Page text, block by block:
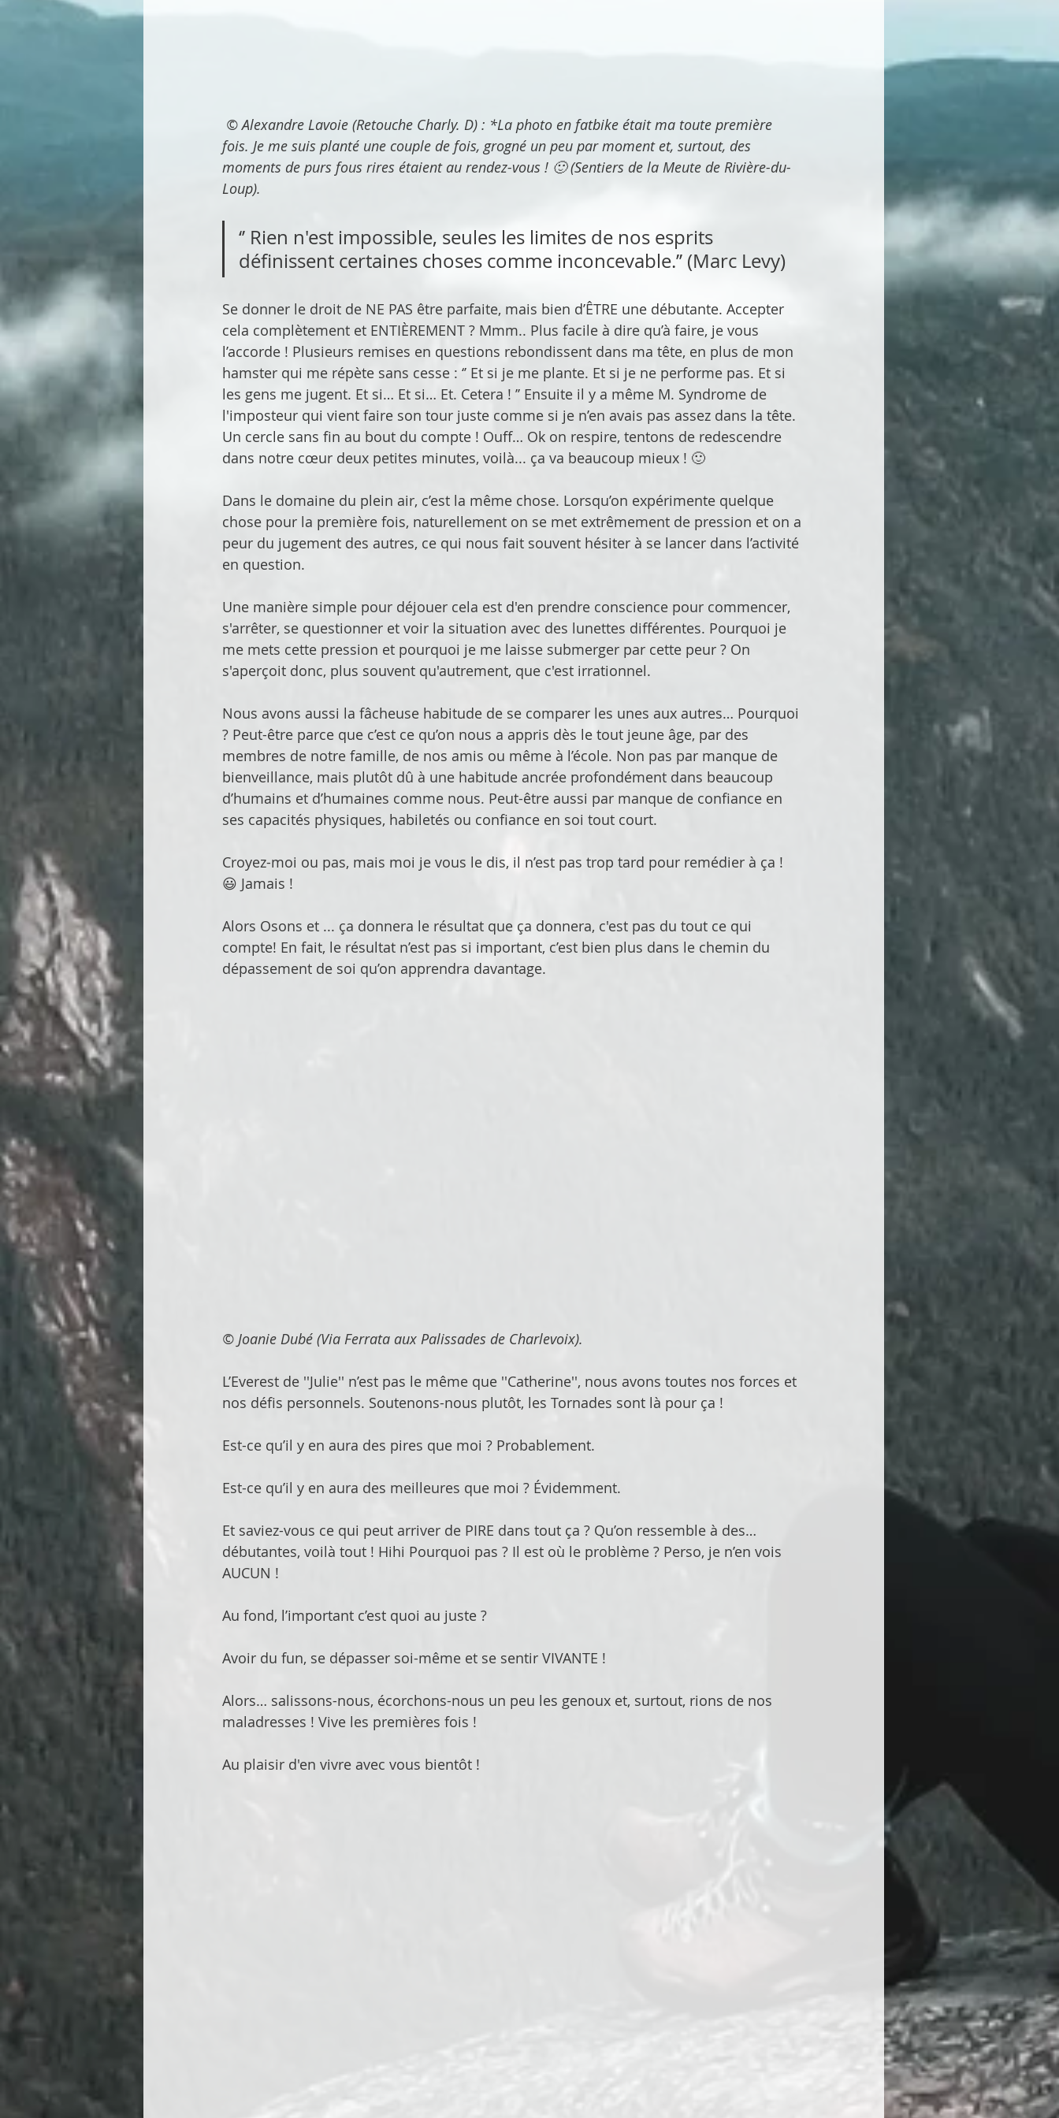
fois. Je me suis planté une couple de fois, grogné un peu par moment et, surtout, des
moments de purs fous rires étaient au rendez-vous ! 🙂 (Sentiers de la Meute de Rivière-du-
Loup).
‘’ Rien n'est impossible, seules les limites de nos esprits
définissent certaines choses comme inconcevable.’’ (Marc Levy)
Se donner le droit de NE PAS être parfaite, mais bien d’ÊTRE une débutante. Accepter
cela complètement et ENTIÈREMENT ? Mmm.. Plus facile à dire qu’à faire, je vous
l’accorde ! Plusieurs remises en questions rebondissent dans ma tête, en plus de mon
hamster qui me répète sans cesse : ‘’ Et si je me plante. Et si je ne performe pas. Et si
les gens me jugent. Et si… Et si… Et. Cetera ! ’’ Ensuite il y a même M. Syndrome de
l'imposteur qui vient faire son tour juste comme si je n’en avais pas assez dans la tête.
Un cercle sans fin au bout du compte ! Ouff… Ok on respire, tentons de redescendre
dans notre cœur deux petites minutes, voilà... ça va beaucoup mieux ! 🙂
Dans le domaine du plein air, c’est la même chose. Lorsqu’on expérimente quelque
chose pour la première fois, naturellement on se met extrêmement de pression et on a
peur du jugement des autres, ce qui nous fait souvent hésiter à se lancer dans l’activité
en question.
Une manière simple pour déjouer cela est d'en prendre conscience pour commencer,
s'arrêter, se questionner et voir la situation avec des lunettes différentes. Pourquoi je
me mets cette pression et pourquoi je me laisse submerger par cette peur ? On
s'aperçoit donc, plus souvent qu'autrement, que c'est irrationnel.
Nous avons aussi la fâcheuse habitude de se comparer les unes aux autres… Pourquoi
? Peut-être parce que c’est ce qu’on nous a appris dès le tout jeune âge, par des
membres de notre famille, de nos amis ou même à l’école. Non pas par manque de
bienveillance, mais plutôt dû à une habitude ancrée profondément dans beaucoup
d’humains et d’humaines comme nous. Peut-être aussi par manque de confiance en
ses capacités physiques, habiletés ou confiance en soi tout court.
Croyez-moi ou pas, mais moi je vous le dis, il n’est pas trop tard pour remédier à ça !
😃 Jamais !
Alors Osons et ... ça donnera le résultat que ça donnera, c'est pas du tout ce qui
compte! En fait, le résultat n’est pas si important, c’est bien plus dans le chemin du
dépassement de soi qu’on apprendra davantage.
© Joanie Dubé (Via Ferrata aux Palissades de Charlevoix).
L’Everest de ''Julie'' n’est pas le même que ''Catherine'', nous avons toutes nos forces et
nos défis personnels. Soutenons-nous plutôt, les Tornades sont là pour ça !
Est-ce qu’il y en aura des pires que moi ? Probablement.
Est-ce qu’il y en aura des meilleures que moi ? Évidemment.
Et saviez-vous ce qui peut arriver de PIRE dans tout ça ? Qu’on ressemble à des…
débutantes, voilà tout ! Hihi Pourquoi pas ? Il est où le problème ? Perso, je n’en vois
AUCUN !
Au fond, l’important c’est quoi au juste ?
Avoir du fun, se dépasser soi-même et se sentir VIVANTE !
Alors… salissons-nous, écorchons-nous un peu les genoux et, surtout, rions de nos
maladresses ! Vive les premières fois !
Au plaisir d'en vivre avec vous bientôt !